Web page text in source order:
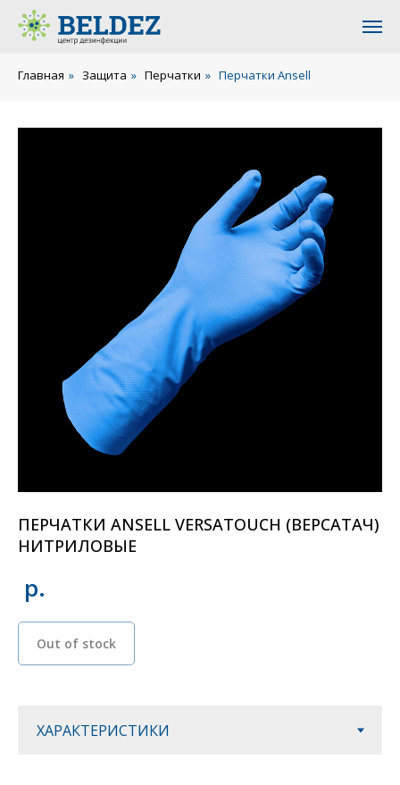
Главная » Защита » Перчатки » Перчатки Ansell
ПЕРЧАТКИ ANSELL VERSATOUCH (ВЕРСАТАЧ)
НИТРИЛОВЫЕ
р.
Out of stock